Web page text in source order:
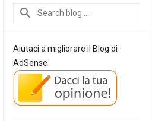
Aiutaci a migliorare il Blog di
AdSense